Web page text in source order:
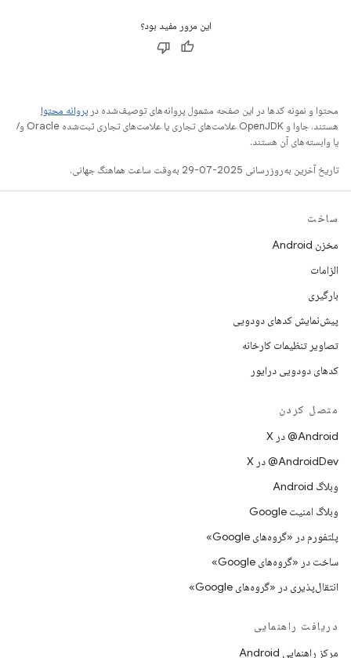
این مرور مفید بود؟
محتوا و نمونه کدها در این صفحه مشمول پروانه‌های توصیف‌شده در پروانه محتوا
هستند. جاوا و OpenJDK علامت‌های تجاری یا علامت‌های تجاری ثبت‌شده Oracle و/
یا وابسته‌های آن هستند.
تاریخ آخرین به‌روزرسانی 2025-07-29 به‌وقت ساعت هماهنگ جهانی.
ساخت
مخزن Android
الزامات
بارگیری
پیش‌نمایش کدهای دودویی
تصاویر تنظیمات کارخانه
کدهای دودویی درایور
متصل کردن
‫‎@Android در X
‫‎@AndroidDev در X
وبلاگ Android
وبلاگ امنیت Google
پلتفورم در «گروه‌های Google»
ساخت در «گروه‌های Google»
انتقال‌پذیری در «گروه‌های Google»
دریافت راهنمایی
مرکز راهنمایی Android